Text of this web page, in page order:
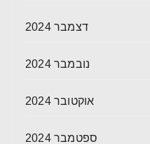
דצמבר 2024
נובמבר 2024
אוקטובר 2024
ספטמבר 2024